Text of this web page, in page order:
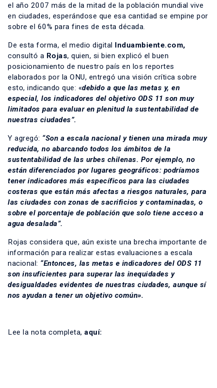
el año 2007 más de la mitad de la población mundial vive
en ciudades, esperándose que esa cantidad se empine por
sobre el 60% para fines de esta década.
De esta forma, el medio digital Induambiente.com,
consultó a Rojas, quien, si bien explicó el buen
posicionamiento de nuestro país en los reportes
elaborados por la ONU, entregó una visión crítica sobre
esto, indicando que: «debido a que las metas y, en
especial, los indicadores del objetivo ODS 11 son muy
limitados para evaluar en plenitud la sustentabilidad de
nuestras ciudades”.
Y agregó: “Son a escala nacional y tienen una mirada muy
reducida, no abarcando todos los ámbitos de la
sustentabilidad de las urbes chilenas. Por ejemplo, no
están diferenciados por lugares geográficos: podríamos
tener indicadores más específicos para las ciudades
costeras que están más afectas a riesgos naturales, para
las ciudades con zonas de sacrificios y contaminadas, o
sobre el porcentaje de población que solo tiene acceso a
agua desalada”.
Rojas considera que, aún existe una brecha importante de
información para realizar estas evaluaciones a escala
nacional: “Entonces, las metas e indicadores del ODS 11
son insuficientes para superar las inequidades y
desigualdades evidentes de nuestras ciudades, aunque sí
nos ayudan a tener un objetivo común».
Lee la nota completa, aquí: